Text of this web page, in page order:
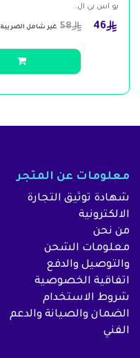
يو اس بي ال..
46
58 غير شامل الضريبة
معلومات عن المتجر
شهادة توثيق التجارة
الالكترونية
من نحن
معلومات الشحن
والتوصيل والدفع
اتفاقية الخصوصية
شروط الاستخدام
الضمان والصيانة والدعم
الفني